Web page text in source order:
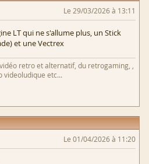
Le 29/03/2026 à 13:11
LT qui ne s'allume plus, un Stick
et une Vectrex
retro et alternatif, du retrogaming, ,
videoludique etc...
Le 01/04/2026 à 11:20